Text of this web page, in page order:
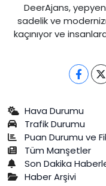
DeerAjans,
sadelik ve
kaçınıyor ve
Hava Durumu
Trafik Durumu
Puan Durumu ve
Tüm Manşetler
Son Dakika
Haber Arşivi